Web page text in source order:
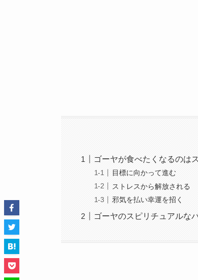
ゴーヤが食べたくなるのは
目標に向かって進む
ストレスから解放される
邪気を払い幸運を招く
ゴーヤのスピリチュアルな